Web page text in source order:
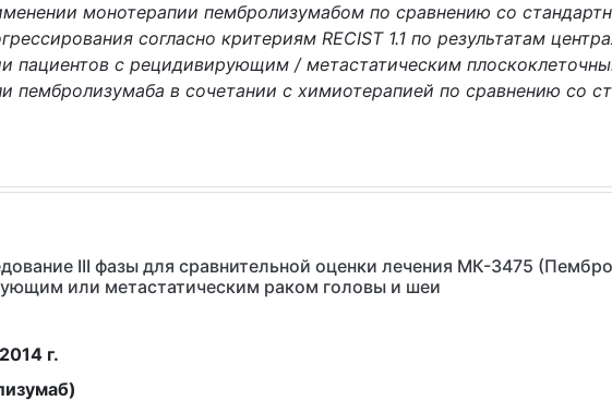
монотерапии пембролизумабом по сравнению со
согласно критериям RECIST 1.1 по результатам
пациентов с рецидивирующим / метастатическим
пембролизумаба в сочетании с химиотерапией по сравнению со
III фазы для сравнительной оценки лечения МК-3475
или метастатическим раком головы и шеи
г.